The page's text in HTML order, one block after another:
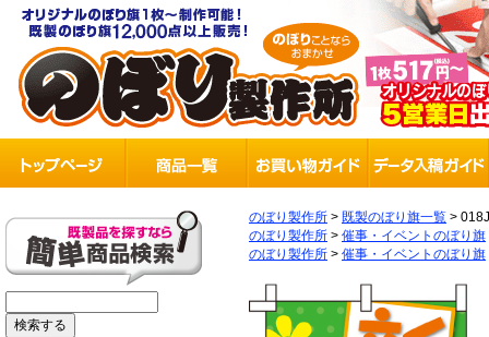
のぼり製作所 > 既製のぼり旗一覧 >
のぼり製作所 > 催事・イベントのぼり旗
のぼり製作所 > 催事・イベントのぼり旗